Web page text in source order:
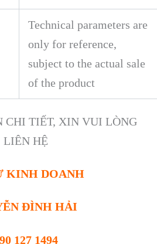
Technical parameters are
only for reference,
subject to the actual sale
of the product
CHI TIẾT, XIN VUI LÒNG
LIÊN HỆ
KINH DOANH
ĐÌNH HẢI
127 1494